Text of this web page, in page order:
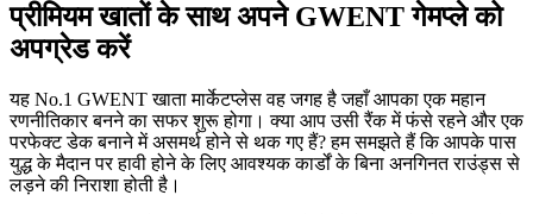
प्रीमियम खातों के साथ अपने GWENT गेमप्ले को
अपग्रेड करें
यह No.1 GWENT खाता मार्केटप्लेस वह जगह है जहाँ आपका एक महान
रणनीतिकार बनने का सफर शुरू होगा। क्या आप उसी रैंक में फंसे रहने और एक
परफेक्ट डेक बनाने में असमर्थ होने से थक गए हैं? हम समझते हैं कि आपके पास
युद्ध के मैदान पर हावी होने के लिए आवश्यक कार्डों के बिना अनगिनत राउंड्स से
लड़ने की निराशा होती है।